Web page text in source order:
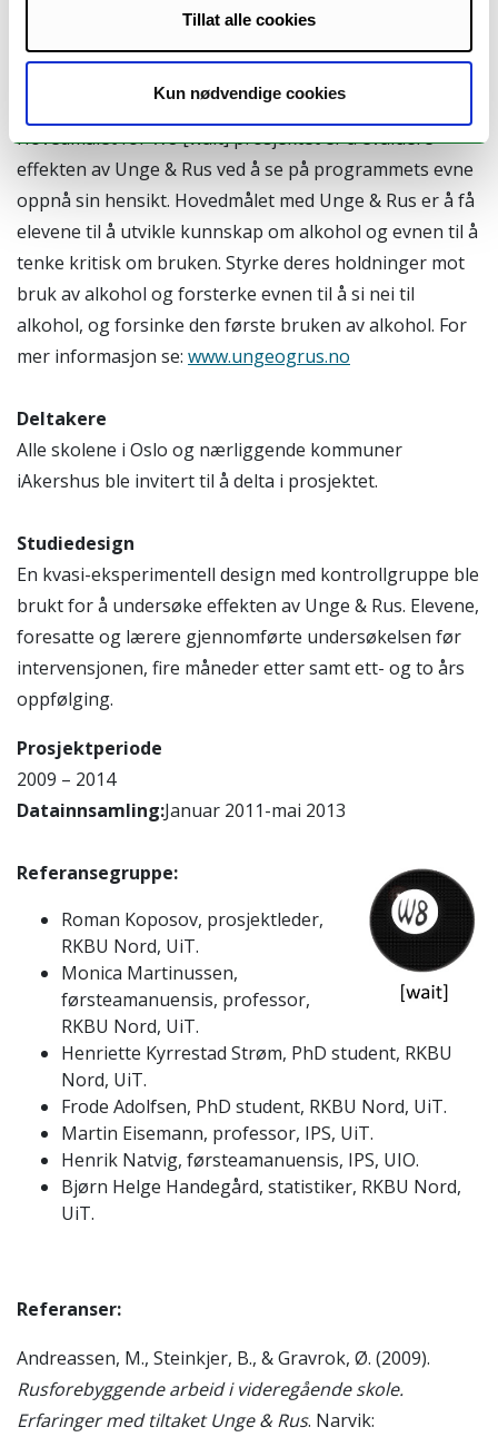
Tillat alle cookies
Kun nødvendige cookies
Norge i 2009, og en rapport er å finne her på nettsiden
(Koposov et.al. 2009).
Hovedmålet for W8 [wait] prosjektet er å evaluere
effekten av Unge & Rus ved å se på programmets evne
oppnå sin hensikt. Hovedmålet med Unge & Rus er å få
elevene til å utvikle kunnskap om alkohol og evnen til å
tenke kritisk om bruken. Styrke deres holdninger mot
bruk av alkohol og forsterke evnen til å si nei til
alkohol, og forsinke den første bruken av alkohol. For
mer informasjon se: www.ungeogrus.no
Deltakere
Alle skolene i Oslo og nærliggende kommuner
iAkershus ble invitert til å delta i prosjektet.
Studiedesign
En kvasi-eksperimentell design med kontrollgruppe ble
brukt for å undersøke effekten av Unge & Rus. Elevene,
foresatte og lærere gjennomførte undersøkelsen før
intervensjonen, fire måneder etter samt ett- og to års
oppfølging.
Prosjektperiode
2009 – 2014
Datainnsamling:Januar 2011-mai 2013
Referansegruppe:
Roman Koposov, prosjektleder,
RKBU Nord, UiT.
Monica Martinussen,
førsteamanuensis, professor,
RKBU Nord, UiT.
Henriette Kyrrestad Strøm, PhD student, RKBU
Nord, UiT.
Frode Adolfsen, PhD student, RKBU Nord, UiT.
Martin Eisemann, professor, IPS, UiT.
Henrik Natvig, førsteamanuensis, IPS, UIO.
Bjørn Helge Handegård, statistiker, RKBU Nord,
UiT.
Referanser:
Andreassen, M., Steinkjer, B., & Gravrok, Ø. (2009).
Rusforebyggende arbeid i videregående skole.
Erfaringer med tiltaket Unge & Rus. Narvik: